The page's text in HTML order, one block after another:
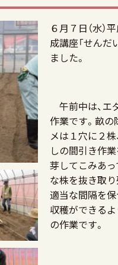
６月７日（水）
成講座「せんだ
ました。
午前中は、エ
作業です。畝の
メは１穴に２
しの間引き作
芽してこみあ
な株を抜き取
適当な間隔を
収穫ができる
の作業です。